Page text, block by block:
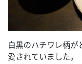
白黒のハチワレ柄が
愛されていました。